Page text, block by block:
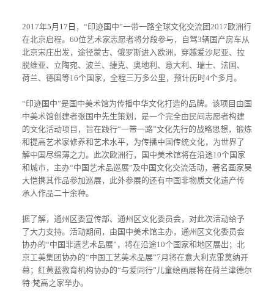
2017年5月17日 ，“印迹国中”一带一路全球文化交流团 2017 欧洲行
在北京启程。 60位艺术家志愿者将分段参与，自驾3辆国产房车从
北京宋庄出发，途径蒙古、俄罗斯进入欧洲，穿越爱沙尼亚、拉
脱维亚、立陶宛、波兰、捷克、奥地利、意大利、瑞士、法国、
荷兰、德国等16个国家，全程三万多公里，预计历时4个多月。
“印迹国中”是国中美术馆为传播中华文化打造的品牌。该项目由国
中美术馆创建者张国中先生策划，是一个完全由民间志愿者构建
的文化活动项目，旨在践行“一带一路”文化先行的战略思想，锻炼
和提高艺术家修养和艺术水平，为传播中国传统文化，为世界了
解中国尽绵薄之力。此次欧洲行，国中美术馆将在沿途10个国家
和城市，主办“中国艺术品巡展”及中国文化交流活动，著名画家吴
大恺携其作品参加巡展，此外参展的还有中国非物质文化遗产传
承人作品二十余种。
据了解，通州区委宣传部、通州区文化委员会，对此次活动给予
了大力支持。活动期间，由国中美术馆主办，通州区文化委员会
协办的“中国非遗艺术品展”，将在沿途10个国家和地区展出；北
京工美集团协办的“中国工艺美术品展”7 月将在意大利克雷莫纳开
幕；红黄蓝教育机构协办的“与爱同行”儿童绘画展将在荷兰津德尔
特·梵高之家举办。